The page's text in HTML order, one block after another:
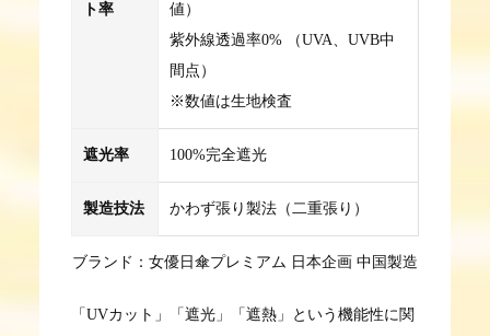
ト率
値）
紫外線透過率0% （UVA、UVB中
間点）
※数値は生地検査
遮光率 100%完全遮光
製造技法 かわず張り製法（二重張り）
ブランド：女優日傘プレミアム 日本企画 中国製造
「UVカット」「遮光」「遮熱」という機能性に関